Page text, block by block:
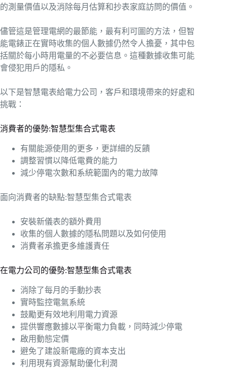
的測量價值以及消除每月估算和抄表家庭訪問的價值。
儘管這是管理電網的最節能，最有利可圖的方法，但智
能電錶正在實時收集的個人數據仍然令人擔憂，其中包
括關於每小時用電量的不必要信息。這種數據收集可能
會侵犯用戶的隱私。
以下是智慧電表給電力公司，客戶和環境帶來的好處和
挑戰：
消費者的優勢:智慧型集合式電表
有關能源使用的更多，更詳細的反饋
調整習慣以降低電費的能力
減少停電次數和系統範圍內的電力故障
面向消費者的缺點:智慧型集合式電表
安裝新儀表的額外費用
收集的個人數據的隱私問題以及如何使用
消費者承擔更多維護責任
在電力公司的優勢:智慧型集合式電表
消除了每月的手動抄表
實時監控電氣系統
鼓勵更有效地利用電力資源
提供響應數據以平衡電力負載，同時減少停電
啟用動態定價
避免了建設新電廠的資本支出
利用現有資源幫助優化利潤